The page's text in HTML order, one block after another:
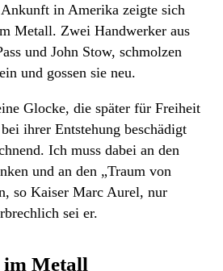
in Amerika zeigte sich
Metall. Zwei Handwerker aus
und John Stow, schmolzen
und gossen sie neu.
Glocke, die später für Freiheit
ihrer Entstehung beschädigt
Ich muss dabei an den
und an den „Traum von
so Kaiser Marc Aurel, nur
sei er.
im Metall